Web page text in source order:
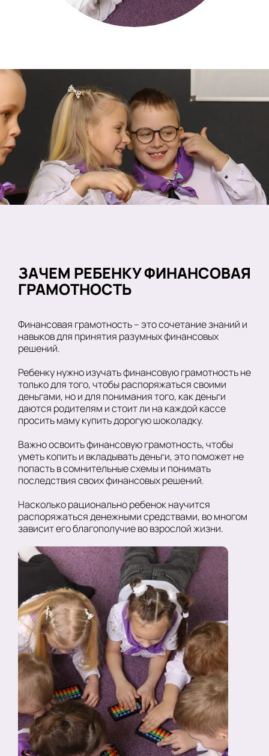
ЗАЧЕМ РЕБЕНКУ ФИНАНСОВАЯ
ГРАМОТНОСТЬ
Финансовая грамотность – это сочетание знаний и
навыков для принятия разумных финансовых
решений.
Ребенку нужно изучать финансовую грамотность не
только для того, чтобы распоряжаться своими
деньгами, но и для понимания того, как деньги
даются родителям и стоит ли на каждой кассе
просить маму купить дорогую шоколадку.
Важно освоить финансовую грамотность, чтобы
уметь копить и вкладывать деньги, это поможет не
попасть в сомнительные схемы и понимать
последствия своих финансовых решений.
Насколько рационально ребенок научится
распоряжаться денежными средствами, во многом
зависит его благополучие во взрослой жизни.